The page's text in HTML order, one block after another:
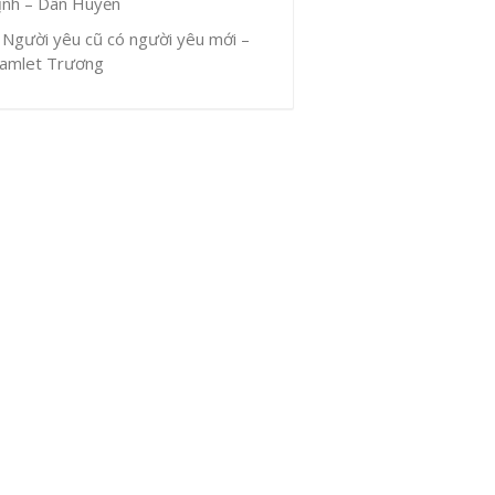
Người yêu cũ có người yêu mới –
Trương